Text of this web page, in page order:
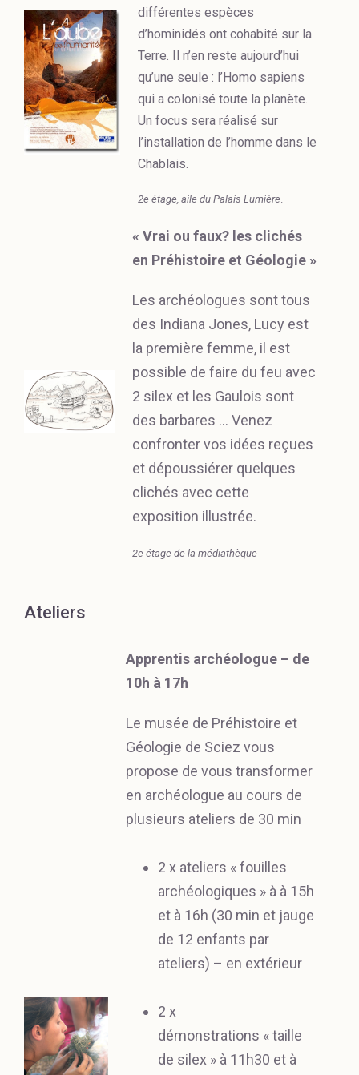
différentes espèces
d’hominidés ont cohabité sur la
Terre. Il n’en reste aujourd’hui
qu’une seule : l’Homo sapiens
qui a colonisé toute la planète.
Un focus sera réalisé sur
l’installation de l’homme dans le
Chablais.
2e étage, aile du Palais Lumière.
« Vrai ou faux? les clichés
en Préhistoire et Géologie »
Les archéologues sont tous
des Indiana Jones, Lucy est
la première femme, il est
possible de faire du feu avec
2 silex et les Gaulois sont
des barbares … Venez
confronter vos idées reçues
et dépoussiérer quelques
clichés avec cette
exposition illustrée.
2e étage de la médiathèque
Ateliers
Apprentis archéologue – de
10h à 17h
Le musée de Préhistoire et
Géologie de Sciez vous
propose de vous transformer
en archéologue au cours de
plusieurs ateliers de 30 min
2 x ateliers « fouilles
archéologiques » à à 15h
et à 16h (30 min et jauge
de 12 enfants par
ateliers) – en extérieur
2 x
démonstrations « taille
de silex » à 11h30 et à